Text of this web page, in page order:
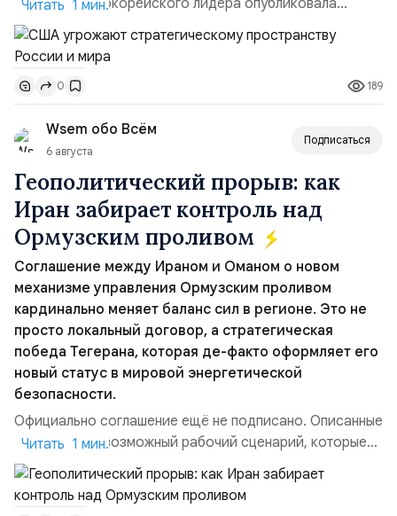
сестра северокорейского лидера опубликовала
заявление для прессы в ответ на проведение Токио
совместных с флотом США запусков крылатых ракет
Томагавк.«Япония отбросила обманчивую видимость
„исключительно оборонительной страны“ и выносит
вопрос о собственном ядерном вооружении на
всеобщее обозрение, одновреме...
Читать 1 мин.
0 189
Wsem обо Всём
6 августа
Подписаться
Геополитический прорыв: как
Иран забирает контроль над
Ормузским проливом
Соглашение между Ираном и Оманом о новом
механизме управления Ормузским проливом
кардинально меняет баланс сил в регионе. Это не
просто локальный договор, а стратегическая
победа Тегерана, которая де-факто оформляет его
новый статус в мировой энергетической
безопасности.
Официально соглашение ещё не подписано. Описанные
пункты — это возможный рабочий сценарий, которые
скорее всего будут реализованы.Разбираем ключевые
тезисы и последствия этого соглашения:. 1. Новые
доли контроля (75 на 25). Было: Ранее Иран и Оман
Читать 1 мин.